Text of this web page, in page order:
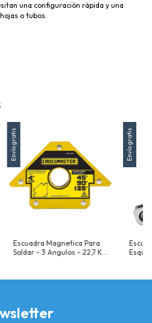
una configuración rápida y una
o tubos.
Envío gratis
Escuadra Magnetica Para
Soldar - 3 Angulos - 22,7 Kg
22,7 Kg
Envío gratis